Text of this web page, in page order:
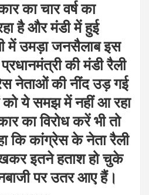
का चार वर्ष का
है और मंडी में हुई
में उमड़ा जनसैलाब इस
की मंडी रैली
नेताओं की नींद उड़ गई
ये समझ में नहीं आ रहा
का विरोध करें भी तो
कि कांग्रेस के नेता रैली
इतने हताश हो चुके
पर उतर आए हैं।